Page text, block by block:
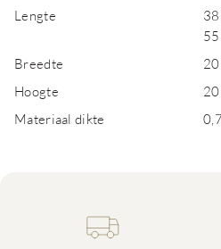
Lengte
38
Breedte
Hoogte
Materiaal dikte